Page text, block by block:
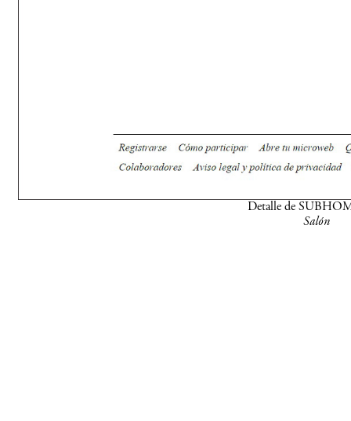
Detalle de
Salón